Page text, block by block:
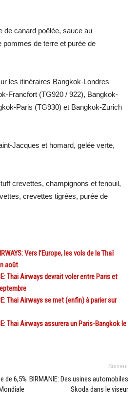
de canard poêlée, sauce au
pommes de terre et purée de
les itinéraires Bangkok-Londres
Francfort (TG920 / 922), Bangkok-
Paris (TG930) et Bangkok-Zurich
Jacques et homard, gelée verte,
crevettes, champignons et fenouil,
crevettes tigrées, purée de
Vers l’Europe, les vols de la Thaï
août
Thai Airways devrait voler entre Paris et
Thai Airways se met (enfin) à parier sur
Thai Airways assurera un Paris-Bangkok le
de 6,5%
Suivant
BIRMANIE: Des usines automobiles
Skoda dans le viseur